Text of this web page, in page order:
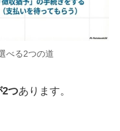
べる2つの道
2つあります。